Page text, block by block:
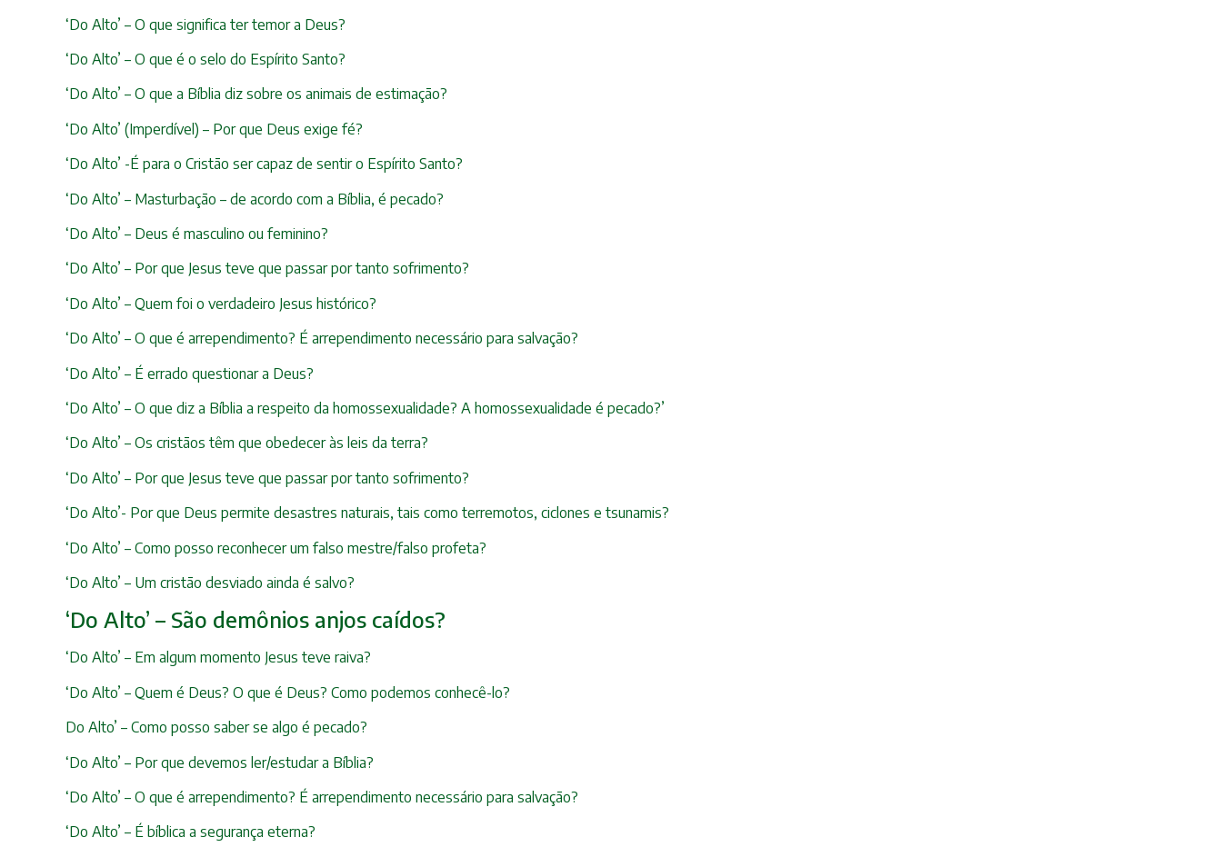
‘Do Alto’ – O que significa ter temor a Deus?
‘Do Alto’ – O que é o selo do Espírito Santo?
‘Do Alto’ – O que a Bíblia diz sobre os animais de estimação?
‘Do Alto’ (Imperdível) – Por que Deus exige fé?
‘Do Alto’ -É para o Cristão ser capaz de sentir o Espírito Santo?
‘Do Alto’ – Masturbação – de acordo com a Bíblia, é pecado?
‘Do Alto’ – Deus é masculino ou feminino?
‘Do Alto’ – Por que Jesus teve que passar por tanto sofrimento?
‘Do Alto’ – Quem foi o verdadeiro Jesus histórico?
‘Do Alto’ – O que é arrependimento? É arrependimento necessário para salvação?
‘Do Alto’ – É errado questionar a Deus?
‘Do Alto’ – O que diz a Bíblia a respeito da homossexualidade? A homossexualidade é pecado?’
‘Do Alto’ – Os cristãos têm que obedecer às leis da terra?
‘Do Alto’ – Por que Jesus teve que passar por tanto sofrimento?
‘Do Alto’- Por que Deus permite desastres naturais, tais como terremotos, ciclones e tsunamis?
‘Do Alto’ – Como posso reconhecer um falso mestre/falso profeta?
‘Do Alto’ – Um cristão desviado ainda é salvo?
‘Do Alto’ – São demônios anjos caídos?
‘Do Alto’ – Em algum momento Jesus teve raiva?
‘Do Alto’ – Quem é Deus? O que é Deus? Como podemos conhecê-lo?
Do Alto’ – Como posso saber se algo é pecado?
‘Do Alto’ – Por que devemos ler/estudar a Bíblia?
‘Do Alto’ – O que é arrependimento? É arrependimento necessário para salvação?
‘Do Alto’ – É bíblica a segurança eterna?